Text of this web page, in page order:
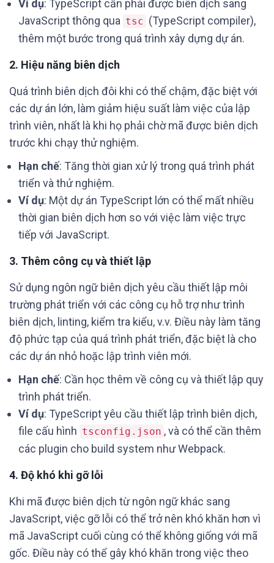
Ví dụ: TypeScript cần phải được biên dịch sang
JavaScript thông qua tsc (TypeScript compiler),
thêm một bước trong quá trình xây dựng dự án.
2. Hiệu năng biên dịch
Quá trình biên dịch đôi khi có thể chậm, đặc biệt với
các dự án lớn, làm giảm hiệu suất làm việc của lập
trình viên, nhất là khi họ phải chờ mã được biên dịch
trước khi chạy thử nghiệm.
Hạn chế: Tăng thời gian xử lý trong quá trình phát
triển và thử nghiệm.
Ví dụ: Một dự án TypeScript lớn có thể mất nhiều
thời gian biên dịch hơn so với việc làm việc trực
tiếp với JavaScript.
3. Thêm công cụ và thiết lập
Sử dụng ngôn ngữ biên dịch yêu cầu thiết lập môi
trường phát triển với các công cụ hỗ trợ như trình
biên dịch, linting, kiểm tra kiểu, v.v. Điều này làm tăng
độ phức tạp của quá trình phát triển, đặc biệt là cho
các dự án nhỏ hoặc lập trình viên mới.
Hạn chế: Cần học thêm về công cụ và thiết lập quy
trình phát triển.
Ví dụ: TypeScript yêu cầu thiết lập trình biên dịch,
file cấu hình tsconfig.json , và có thể cần thêm
các plugin cho build system như Webpack.
4. Độ khó khi gỡ lỗi
Khi mã được biên dịch từ ngôn ngữ khác sang
JavaScript, việc gỡ lỗi có thể trở nên khó khăn hơn vì
mã JavaScript cuối cùng có thể không giống với mã
gốc. Điều này có thể gây khó khăn trong việc theo